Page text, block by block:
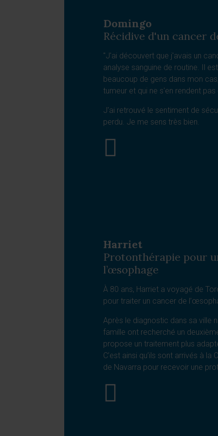
Domingo
Récidive d'un cancer
"J'ai découvert que j'avais un
analyse sanguine de routine. Il
beaucoup de gens dans mon
tumeur et qui ne s'en rendent pas
J'ai retrouvé le sentiment de
perdu. Je me sens très bien.
Harriet
Protonthérapie pour
l’œsophage
À 80 ans, Harriet a voyagé de
pour traiter un cancer de
Après le diagnostic dans sa ville
famille ont recherché un
propose un traitement plus
C’est ainsi qu’ils sont arrivés à la
de Navarra pour recevoir une